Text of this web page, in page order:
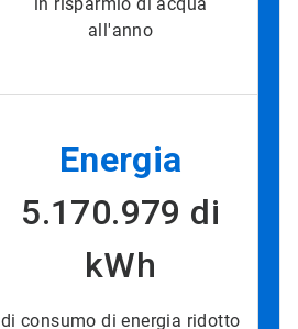
in risparmio di acqua
all'anno
Energia
5.170.979 di
kWh
di consumo di energia ridotto